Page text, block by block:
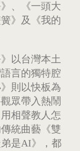
、《一頭大
》及《我的
以台灣本土
言的獨特腔
則以快板為
眾帶入熱鬧
相聲教人怎
統曲藝《雙
是AI》，都